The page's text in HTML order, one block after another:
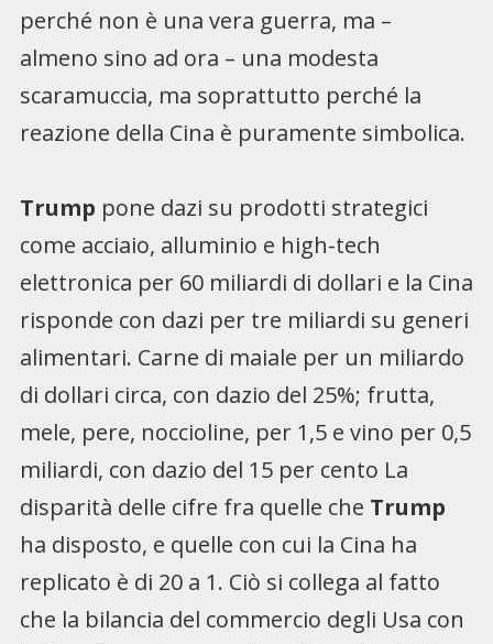
perché non è una vera guerra, ma –
almeno sino ad ora – una modesta
scaramuccia, ma soprattutto perché la
reazione della Cina è puramente simbolica.
Trump pone dazi su prodotti strategici
come acciaio, alluminio e high-tech
elettronica per 60 miliardi di dollari e la Cina
risponde con dazi per tre miliardi su generi
alimentari. Carne di maiale per un miliardo
di dollari circa, con dazio del 25%; frutta,
mele, pere, noccioline, per 1,5 e vino per 0,5
miliardi, con dazio del 15 per cento La
disparità delle cifre fra quelle che Trump
ha disposto, e quelle con cui la Cina ha
replicato è di 20 a 1. Ciò si collega al fatto
che la bilancia del commercio degli Usa con